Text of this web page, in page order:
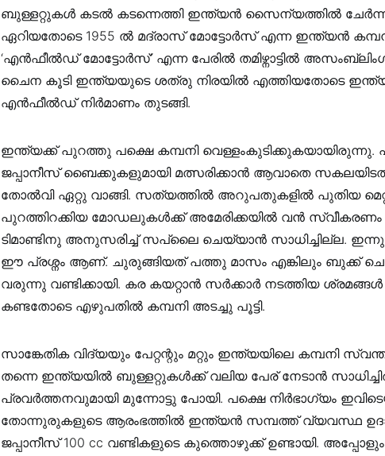
ബുള്ളറ്റുകള്‍ കടല്‍ കടന്നെത്തി ഇന്ത്യന്‍ സൈന്യത്തില്‍
ഏറിയതോടെ 1955 ല്‍ മദ്രാസ്‌ മോട്ടോര്‍സ് എന്ന ഇന്ത്യന്‍
‘എൻഫീൽഡ് മോട്ടോര്‍സ്’ എന്ന പേരില്‍ തമിഴ്നാട്ടില്‍
ചൈന കൂടി ഇന്ത്യയുടെ ശത്രു നിരയില്‍ എത്തിയതോടെ
എൻഫീൽഡ് നിര്‍മാണം തുടങ്ങി.
ഇന്ത്യക്ക് പുറത്തു പക്ഷെ കമ്പനി വെള്ളംകുടിക്കുകയായിരുന്നു.
ജപ്പാനീസ് ബൈക്കുകളുമായി മത്സരിക്കാന്‍ ആവാതെ
തോല്‍വി ഏറ്റു വാങ്ങി. സത്യത്തില്‍ അറുപതുകളില്‍ പുതിയ
പുറത്തിറക്കിയ മോഡലുകള്‍ക്ക് അമേരിക്കയില്‍ വന്‍ സ്വീകരണം
ടിമാണ്ടിനു അനുസരിച്ച് സപ്ലൈ ചെയ്യാന്‍ സാധിച്ചില്ല.
ഈ പ്രശ്നം ആണ്. ചുരുങ്ങിയത് പത്തു മാസം എങ്കിലും ബുക്ക്‌
വരുന്നു വണ്ടിക്കായി. കര കയറ്റാന്‍ സര്‍ക്കാര്‍ നടത്തിയ
കണ്ടതോടെ എഴുപതില്‍ കമ്പനി അടച്ചു പൂട്ടി.
സാങ്കേതിക വിദ്യയും പേറ്റന്റും മറ്റും ഇന്ത്യയിലെ കമ്പനി
തന്നെ ഇന്ത്യയില്‍ ബുള്ളറ്റുകള്‍ക്ക് വലിയ പേര് നേടാന്‍
പ്രവർത്തനവുമായി മുന്നോട്ടു പോയി. പക്ഷെ നിര്‍ഭാഗ്യം
തോന്നുരുകളുടെ ആരംഭത്തില്‍ ഇന്ത്യന്‍ സമ്പത്ത് വ്യവസ്ഥ
ജപ്പാനീസ് 100 cc വണ്ടികളുടെ കുത്തൊഴുക്ക് ഉണ്ടായി.